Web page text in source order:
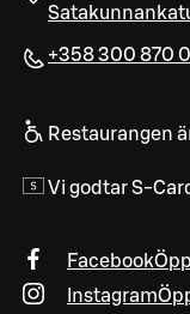
+358 300 870
Restaurangen
Vi godtar S-
Facebook
Instagram